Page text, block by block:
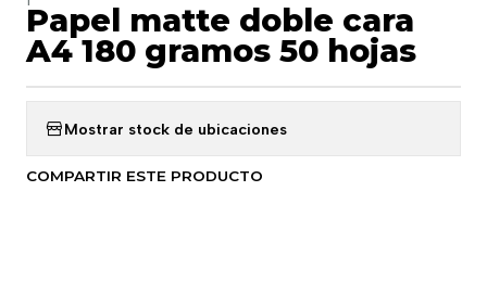
Papel matte doble cara
A4 180 gramos 50 hojas
Mostrar stock de ubicaciones
COMPARTIR ESTE PRODUCTO